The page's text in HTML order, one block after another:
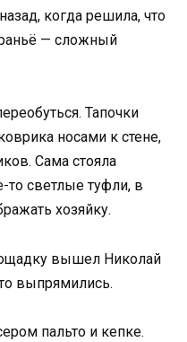
когда решила, что
— сложный
Тапочки
носами к стене,
Сама стояла
то светлые туфли, в
хозяйку.
вышел Николай
выпрямились.
пальто и кепке.